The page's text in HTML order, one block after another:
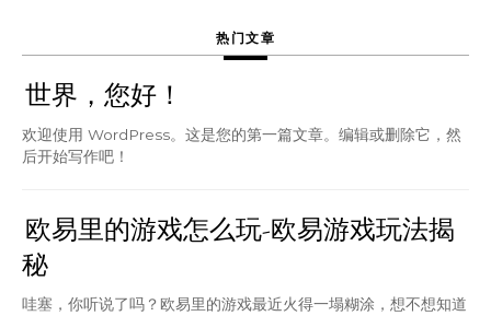
热门文章
世界，您好！
欢迎使用 WordPress。这是您的第一篇文章。编辑或删除它，然
后开始写作吧！
欧易里的游戏怎么玩-欧易游戏玩法揭
秘
哇塞，你听说了吗？欧易里的游戏最近火得一塌糊涂，想不想知道